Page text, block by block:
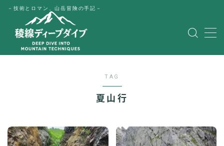
－技術とロマン、山岳冒険の手記－
MENU
TAG
夏山行